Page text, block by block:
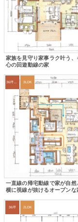
家族を見守り家事ラク叶う、
心の回遊動線の家
3LDK
一直線の帰宅動線で家が自然
横に視線が抜けるオープンな
36坪 2LDK